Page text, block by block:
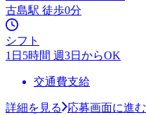
古島駅 徒歩0分
シフト
1日5時間 週3日からOK
交通費支給
詳細を見る
応募画面に進む